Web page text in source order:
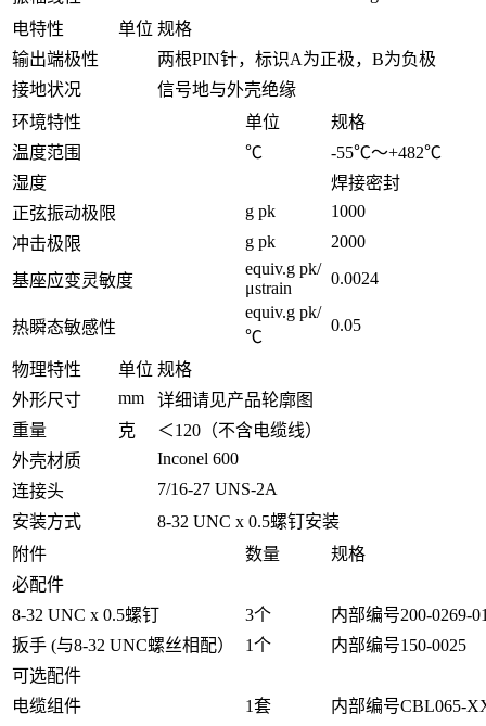
电特性
单位 规格
输出端极性
两根PIN针，标识A为正极，B为负极
接地状况
信号地与外壳绝缘
环境特性
单位
规格
温度范围
℃
-55℃～+482℃
湿度
焊接密封
正弦振动极限
g pk
1000
冲击极限
g pk 2000
基座应变灵敏度
equiv.g pk/
μstrain
0.0024
热瞬态敏感性
equiv.g pk/
℃
0.05
物理特性 单位 规格
外形尺寸
mm
详细请见产品轮廓图
重量
克
＜120（不含电缆线）
外壳材质
Inconel 600
连接头
7/16-27 UNS-2A
安装方式
8-32 UNC x 0.5螺钉安装
附件
数量
规格
必配件
8-32 UNC x 0.5螺钉
3个
内部编号200-0269-
扳手 (与8-32 UNC螺丝相配）
1个
内部编号150-0025
可选配件
电缆组件
1套
内部编号CBL065-